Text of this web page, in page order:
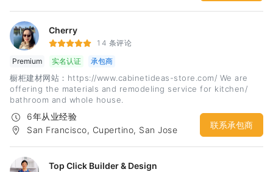
Cherry
14 条评论
Premium
实名认证 承包商
橱柜建材网站：https://www.cabinetideas-store.com/ We are
offering the materials and remodeling service for kitchen/
bathroom and whole house.
6年从业经验
San Francisco, Cupertino, San Jose
联系承包商
Top Click Builder & Design